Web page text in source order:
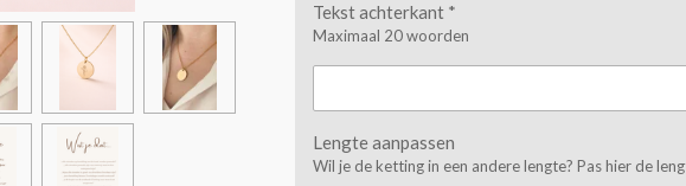
Tekst achterkant *
Maximaal 20 woorden
Lengte aanpassen
Wil je de ketting in een andere lengte? Pas hier de